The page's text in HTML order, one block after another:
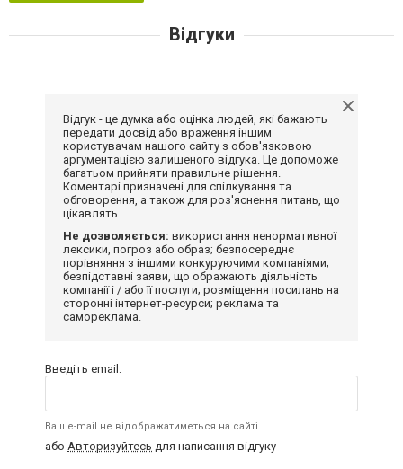
Відгуки
Відгук - це думка або оцінка людей, які бажають
передати досвід або враження іншим
користувачам нашого сайту з обов'язковою
аргументацією залишеного відгука. Це допоможе
багатьом прийняти правильне рішення.
Коментарі призначені для спілкування та
обговорення, а також для роз'яснення питань, що
цікавлять.
Не дозволяється: використання ненормативної
лексики, погроз або образ; безпосереднє
порівняння з іншими конкуруючими компаніями;
безпідставні заяви, що ображають діяльність
компанії і / або її послуги; розміщення посилань на
сторонні інтернет-ресурси; реклама та
самореклама.
Введіть email:
Ваш e-mail не відображатиметься на сайті
або Авторизуйтесь для написання відгуку